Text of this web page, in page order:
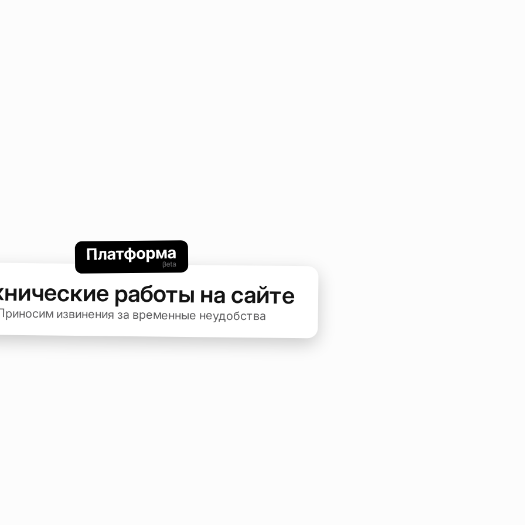
работы на сайте
извинения за временные неудобства